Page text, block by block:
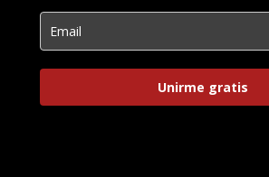
Unirme gratis